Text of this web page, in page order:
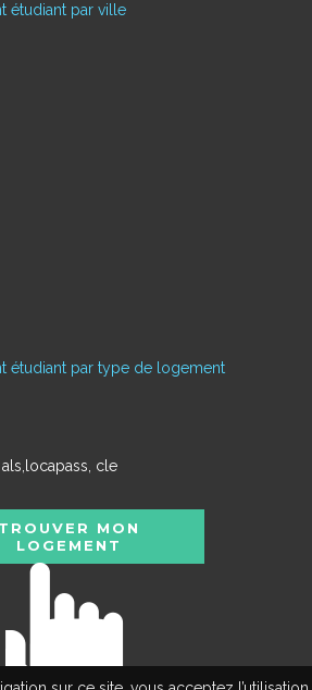
étudiant par ville
étudiant par type de logement
cle
TROUVER MON
LOGEMENT